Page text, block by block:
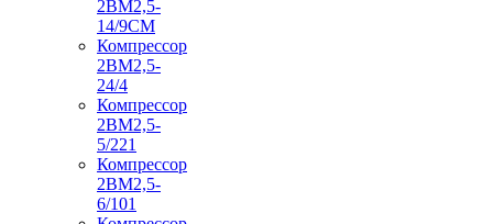
2ВМ2,5-
14/9СМ
Компрессор
2ВМ2,5-
24/4
Компрессор
2ВМ2,5-
5/221
Компрессор
2ВМ2,5-
6/101